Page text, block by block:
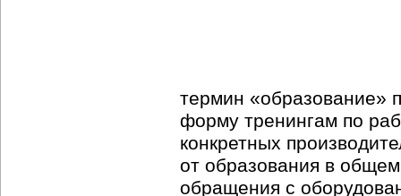
термин «образование»
форму тренингам по
конкретных
от образования в
обращения с